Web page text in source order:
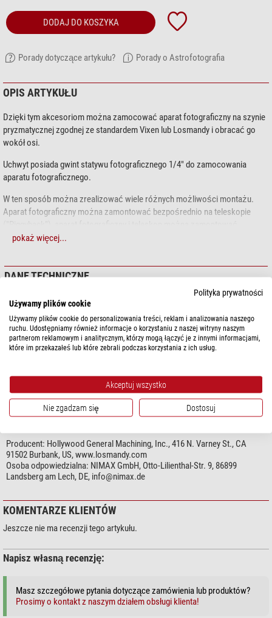
DODAJ DO KOSZYKA
Porady dotyczące artykułu? Porady o Astrofotografia
OPIS ARTYKUŁU
Dzięki tym akcesoriom można zamocować aparat fotograficzny na szynie
pryzmatycznej zgodnej ze standardem Vixen lub Losmandy i obracać go
wokół osi.
Uchwyt posiada gwint statywu fotograficznego 1/4" do zamocowania
aparatu fotograficznego.
W ten sposób można zrealizować wiele różnych możliwości montażu.
Aparat fotograficzny można zamontować bezpośrednio na teleskopie
równolegle na wspólnej szynie lub po prostu zamontować aparat
pokaż więcej...
DANE TECHNICZNE
Ogólnie
Waga (g)
400
Materiał
Aluminium
Typ
Uchwyt kamery
Producent: Hollywood General Machining, Inc., 416 N. Varney St., CA
91502 Burbank, US, www.losmandy.com
Osoba odpowiedzialna: NIMAX GmbH, Otto-Lilienthal-Str. 9, 86899
Landsberg am Lech, DE, info@nimax.de
KOMENTARZE KLIENTÓW
Jeszcze nie ma recenzji tego artykułu.
Napisz własną recenzję:
Masz szczegółowe pytania dotyczące zamówienia lub produktów?
Prosimy o kontakt z naszym działem obsługi klienta!
Polityka prywatności
Używamy plików cookie
Używamy plików cookie do personalizowania treści, reklam i analizowania naszego
ruchu. Udostępniamy również informacje o korzystaniu z naszej witryny naszym
partnerom reklamowym i analitycznym, którzy mogą łączyć je z innymi informacjami,
które im przekazałeś lub które zebrali podczas korzystania z ich usług.
Akceptuj wszystko
Nie zgadzam się Dostosuj